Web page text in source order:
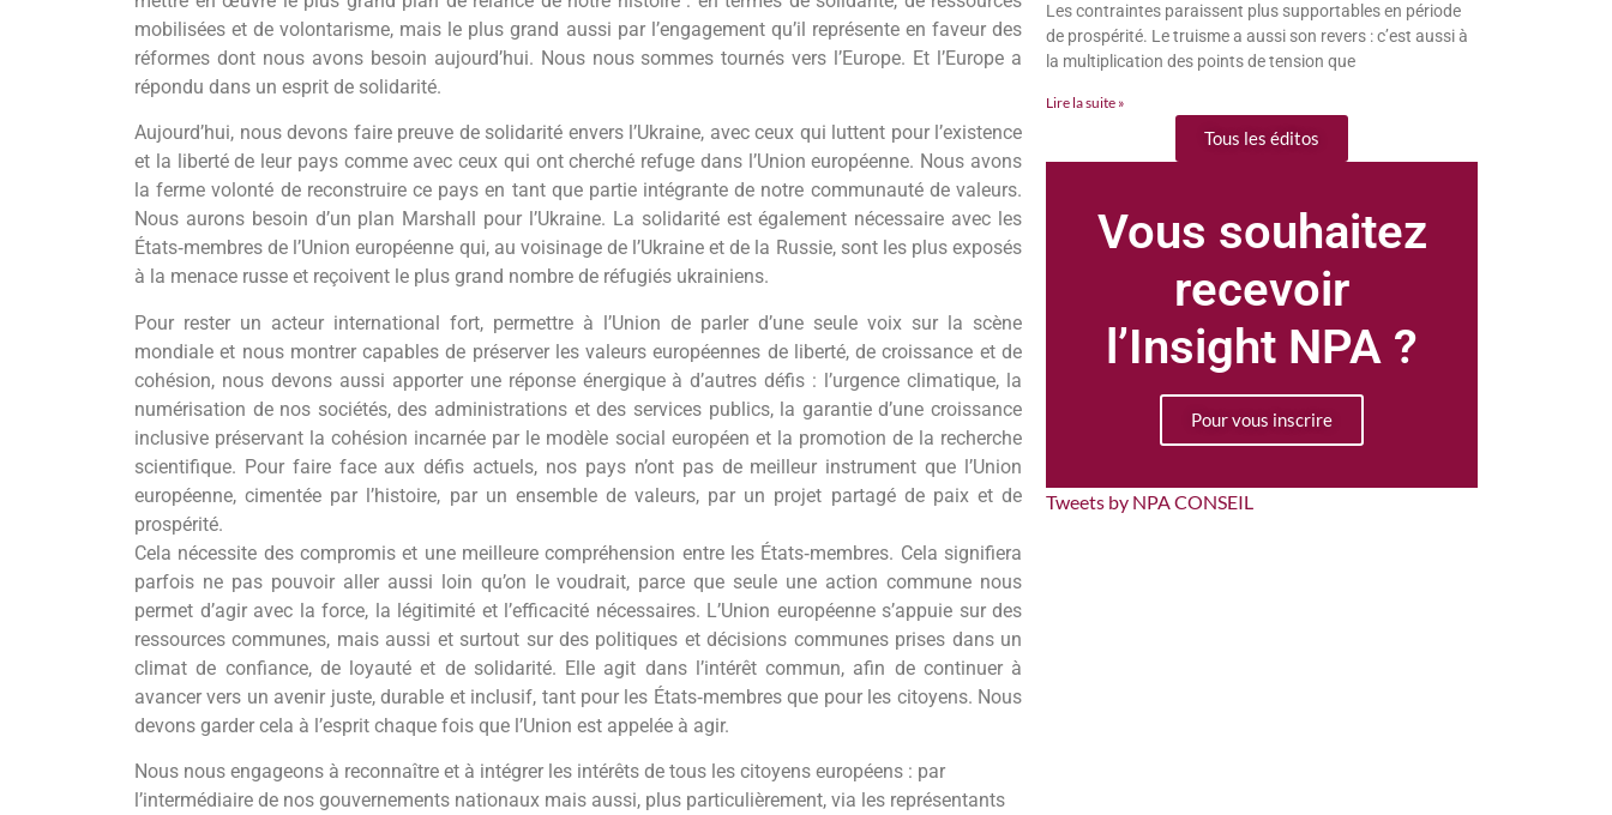
Les contraintes paraissent plus supportables en période
de prospérité. Le truisme a aussi son revers : c’est aussi à
la multiplication des points de tension que
Lire la suite »
Tous les éditos
Vous souhaitez
recevoir
l’Insight NPA ?
Pour vous inscrire
Tweets by NPA CONSEIL
mobilisées et de volontarisme, mais le plus grand aussi par l’engagement qu’il représente en faveur des
réformes dont nous avons besoin aujourd’hui. Nous nous sommes tournés vers l’Europe. Et l’Europe a
répondu dans un esprit de solidarité.
Aujourd’hui, nous devons faire preuve de solidarité envers l’Ukraine, avec ceux qui luttent pour l’existence
et la liberté de leur pays comme avec ceux qui ont cherché refuge dans l’Union européenne. Nous avons
la ferme volonté de reconstruire ce pays en tant que partie intégrante de notre communauté de valeurs.
Nous aurons besoin d’un plan Marshall pour l’Ukraine. La solidarité est également nécessaire avec les
États‐membres de l’Union européenne qui, au voisinage de l’Ukraine et de la Russie, sont les plus exposés
à la menace russe et reçoivent le plus grand nombre de réfugiés ukrainiens.
Pour rester un acteur international fort, permettre à l’Union de parler d’une seule voix sur la scène
mondiale et nous montrer capables de préserver les valeurs européennes de liberté, de croissance et de
cohésion, nous devons aussi apporter une réponse énergique à d’autres défis : l’urgence climatique, la
numérisation de nos sociétés, des administrations et des services publics, la garantie d’une croissance
inclusive préservant la cohésion incarnée par le modèle social européen et la promotion de la recherche
scientifique. Pour faire face aux défis actuels, nos pays n’ont pas de meilleur instrument que l’Union
européenne, cimentée par l’histoire, par un ensemble de valeurs, par un projet partagé de paix et de
prospérité.
Cela nécessite des compromis et une meilleure compréhension entre les États‐membres. Cela signifiera
parfois ne pas pouvoir aller aussi loin qu’on le voudrait, parce que seule une action commune nous
permet d’agir avec la force, la légitimité et l’efficacité nécessaires. L’Union européenne s’appuie sur des
ressources communes, mais aussi et surtout sur des politiques et décisions communes prises dans un
climat de confiance, de loyauté et de solidarité. Elle agit dans l’intérêt commun, afin de continuer à
avancer vers un avenir juste, durable et inclusif, tant pour les États‐membres que pour les citoyens. Nous
devons garder cela à l’esprit chaque fois que l’Union est appelée à agir.
Nous nous engageons à reconnaître et à intégrer les intérêts de tous les citoyens européens : par
l’intermédiaire de nos gouvernements nationaux mais aussi, plus particulièrement, via les représentants